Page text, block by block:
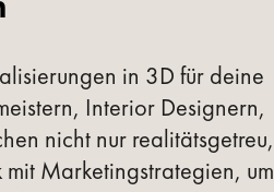
in 3D für deine
Interior Designern,
nicht nur realitätsgetreu,
Marketingstrategien, um